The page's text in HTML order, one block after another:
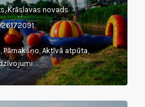
Krāslavas novads
26172091
Pārnakšņo, Aktīvā atpūta,